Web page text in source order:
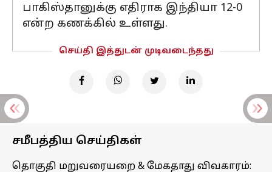
பாகிஸ்தானுக்கு எதிராக இந்தியா 12-0
என்ற கணக்கில் உள்ளது.
செய்தி இத்துடன் முடிவடைந்தது
சமீபத்திய செய்திகள்
தொகுதி மறுவரையறை & மேகதாது விவகாரம்: